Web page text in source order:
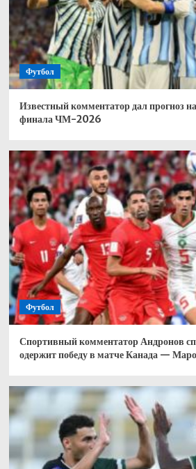
Футбол
Известный комментатор дал прогноз
финала ЧМ-2026
Футбол
Спортивный комментатор Андронов
одержит победу в матче Канада —